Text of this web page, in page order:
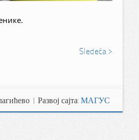
Sledeća >
| Развој сајта: МАГУС